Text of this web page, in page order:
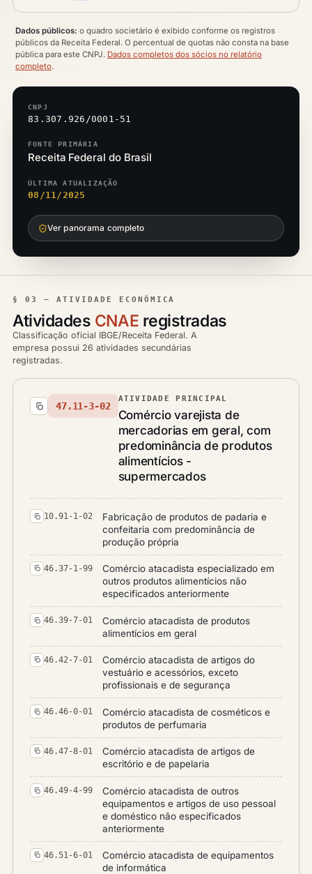
Dados públicos: o quadro societário é exibido conforme os registros
públicos da Receita Federal. O percentual de quotas não consta na base
pública para este CNPJ. Dados completos dos sócios no relatório
completo.
CNPJ
83.307.926/0001-51
FONTE PRIMÁRIA
Receita Federal do Brasil
ÚLTIMA ATUALIZAÇÃO
08/11/2025
Ver panorama completo
§ 03 — ATIVIDADE ECONÔMICA
Atividades CNAE registradas
Classificação oficial IBGE/Receita Federal. A
empresa possui 26 atividades secundárias
registradas.
47.11-3-02
ATIVIDADE PRINCIPAL
Comércio varejista de
mercadorias em geral, com
predominância de produtos
alimentícios -
supermercados
10.91-1-02
Fabricação de produtos de padaria e
confeitaria com predominância de
produção própria
46.37-1-99
Comércio atacadista especializado em
outros produtos alimentícios não
especificados anteriormente
46.39-7-01
Comércio atacadista de produtos
alimentícios em geral
46.42-7-01
Comércio atacadista de artigos do
vestuário e acessórios, exceto
profissionais e de segurança
46.46-0-01
Comércio atacadista de cosméticos e
produtos de perfumaria
46.47-8-01
Comércio atacadista de artigos de
escritório e de papelaria
46.49-4-99
Comércio atacadista de outros
equipamentos e artigos de uso pessoal
e doméstico não especificados
anteriormente
46.51-6-01
Comércio atacadista de equipamentos
de informática